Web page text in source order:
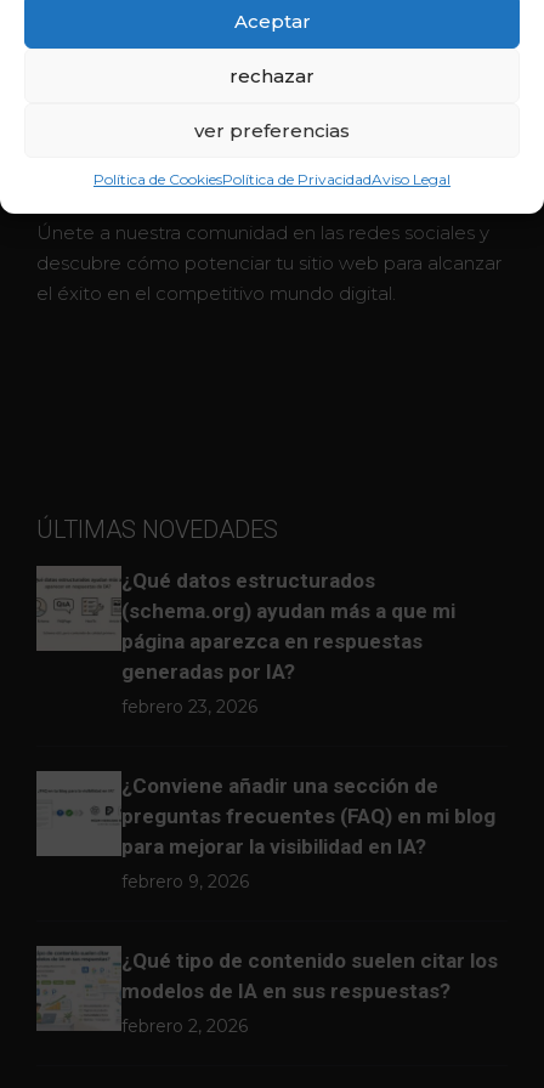
Aceptar
rechazar
ver preferencias
Política de CookiesPolítica de PrivacidadAviso Legal
INBOUND
Únete a nuestra comunidad en las redes sociales y
descubre cómo potenciar tu sitio web para alcanzar
el éxito en el competitivo mundo digital.
ÚLTIMAS NOVEDADES
¿Qué datos estructurados
(schema.org) ayudan más a que mi
página aparezca en respuestas
generadas por IA?
febrero 23, 2026
¿Conviene añadir una sección de
preguntas frecuentes (FAQ) en mi blog
para mejorar la visibilidad en IA?
febrero 9, 2026
¿Qué tipo de contenido suelen citar los
modelos de IA en sus respuestas?
febrero 2, 2026